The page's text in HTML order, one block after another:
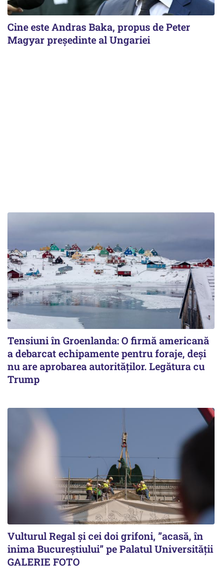
Cine este Andras Baka, propus de Peter
Magyar președinte al Ungariei
Tensiuni în Groenlanda: O firmă americană
a debarcat echipamente pentru foraje, deși
nu are aprobarea autorităților. Legătura cu
Trump
Vulturul Regal și cei doi grifoni, ”acasă, în
inima Bucureștiului” pe Palatul Universității
GALERIE FOTO